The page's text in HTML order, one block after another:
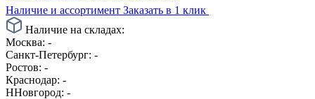
Наличие и ассортимент Заказать в 1 клик
Наличие на складах:
Москва: -
Санкт-Петербург: -
Ростов: -
Краснодар: -
ННовгород: -